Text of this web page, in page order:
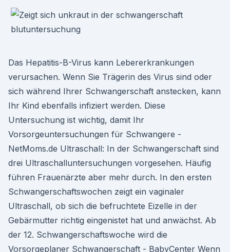
Das Hepatitis-B-Virus kann Lebererkrankungen
verursachen. Wenn Sie Trägerin des Virus sind oder
sich während Ihrer Schwangerschaft anstecken, kann
Ihr Kind ebenfalls infiziert werden. Diese
Untersuchung ist wichtig, damit Ihr
Vorsorgeuntersuchungen für Schwangere -
NetMoms.de Ultraschall: In der Schwangerschaft sind
drei Ultraschalluntersuchungen vorgesehen. Häufig
führen Frauenärzte aber mehr durch. In den ersten
Schwangerschaftswochen zeigt ein vaginaler
Ultraschall, ob sich die befruchtete Eizelle in der
Gebärmutter richtig eingenistet hat und anwächst. Ab
der 12. Schwangerschaftswoche wird die
Vorsorgeplaner Schwangerschaft - BabyCenter Wenn